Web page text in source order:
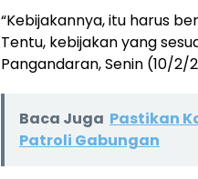
“Kebijakannya, itu harus
Tentu, kebijakan yang
Pangandaran, Senin (10/2/
Baca Juga Pastikan
Patroli Gabungan